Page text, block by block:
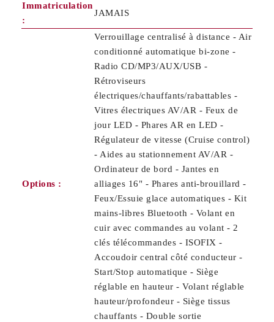
Immatriculation
:
JAMAIS
Options :
Verrouillage centralisé à distance - Air
conditionné automatique bi-zone -
Radio CD/MP3/AUX/USB -
Rétroviseurs
électriques/chauffants/rabattables -
Vitres électriques AV/AR - Feux de
jour LED - Phares AR en LED -
Régulateur de vitesse (Cruise control)
- Aides au stationnement AV/AR -
Ordinateur de bord - Jantes en
alliages 16" - Phares anti-brouillard -
Feux/Essuie glace automatiques - Kit
mains-libres Bluetooth - Volant en
cuir avec commandes au volant - 2
clés télécommandes - ISOFIX -
Accoudoir central côté conducteur -
Start/Stop automatique - Siège
réglable en hauteur - Volant réglable
hauteur/profondeur - Siège tissus
chauffants - Double sortie